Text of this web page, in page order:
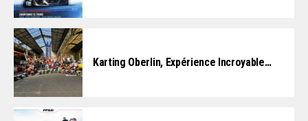
Karting Oberlin, Expérience Incroyable…